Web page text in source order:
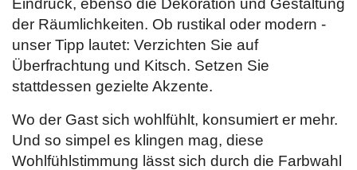
Eindruck, ebenso die Dekoration und Gestaltung
der Räumlichkeiten. Ob rustikal oder modern -
unser Tipp lautet: Verzichten Sie auf
Überfrachtung und Kitsch. Setzen Sie
stattdessen gezielte Akzente.
Wo der Gast sich wohlfühlt, konsumiert er mehr.
Und so simpel es klingen mag, diese
Wohlfühlstimmung lässt sich durch die Farbwahl